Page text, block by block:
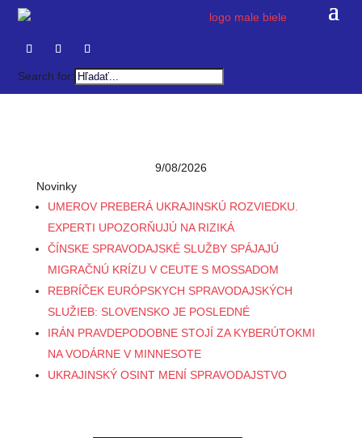
Search for:
9/08/2026
Novinky
UMEROV PREBERÁ UKRAJINSKÚ ROZVIEDKU.
EXPERTI UPOZORŇUJÚ NA RIZIKÁ
ČÍNSKE SPRAVODAJSKÉ SLUŽBY SPÁJAJÚ
MIGRAČNÚ KRÍZU V CEUTE S MOSSADOM
REBRÍČEK EURÓPSKYCH SPRAVODAJSKÝCH
SLUŽIEB: SLOVENSKO JE POSLEDNÉ
IRÁN PRAVDEPODOBNE STOJÍ ZA KYBERÚTOKMI
NA VODÁRNE V MINNESOTE
UKRAJINSKÝ OSINT MENÍ SPRAVODAJSTVO